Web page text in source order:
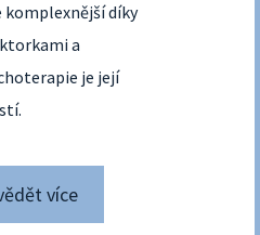
komplexnější díky
a
je její
více